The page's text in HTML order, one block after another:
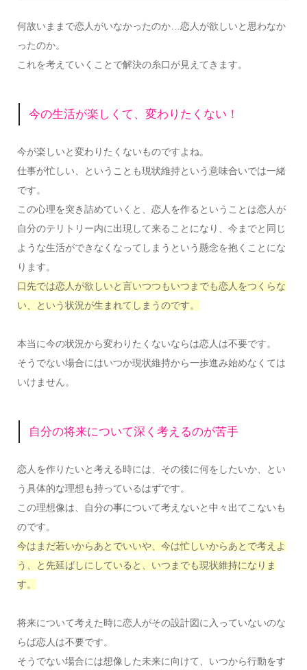
何故いままで恋人がいなかったのか…恋人が欲しいと思わなか
ったのか。
これを考えていくことで解決の糸口が見えてきます。
今の生活が楽しくて、変わりたくない！
今が楽しいと変わりたくないものですよね。
仕事が忙しい、ということも現状維持という意味合いでは一緒
です。
この心理を突き詰めていくと、恋人を作るということは恋人が
自分のテリトリー内に出現して来ることになり、今までと同じ
ような生活ができなくなってしまうという懸念を抱くことにな
ります。
口先では恋人が欲しいと言いつつもいつまでも恋人をつくらな
い、という状況が生まれてしまうのです。
本当に今の状況から変わりたくないならは恋人は不要です。
そうでない場合にはいつか現状維持から一歩進み始めなくては
いけません。
自分の将来について深く考えるのが苦手
恋人を作りたいと考える時には、その後に何をしたいか、とい
う具体的な理想も持っているはずです。
この理想像は、自分の事について考えないと中々出てこないも
のです。
今はまだ若いからあとでいいや、今は忙しいからあとで考えよ
う、と先延ばしにしていると、いつまでも現状維持になりま
す。
将来について考えた時に恋人がその設計図に入っていないのな
らば恋人は不要です。
そうでない場合には想像した未来に向けて、いつから行動をす